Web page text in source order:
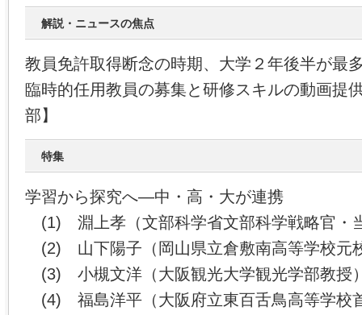
解説・ニュースの焦点
教員免許取得断念の時期、大学２年後半が最
臨時的任用教員の募集と研修スキルの動画提
部】
特集
学習から探究へ―中・高・大が連携
(1) 淵上孝（文部科学省文部科学戦略官・
(2) 山下陽子（岡山県立倉敷南高等学校元
(3) 小槻文洋（大阪観光大学観光学部教授
(4) 福島洋平（大阪府立東百舌鳥高等学校